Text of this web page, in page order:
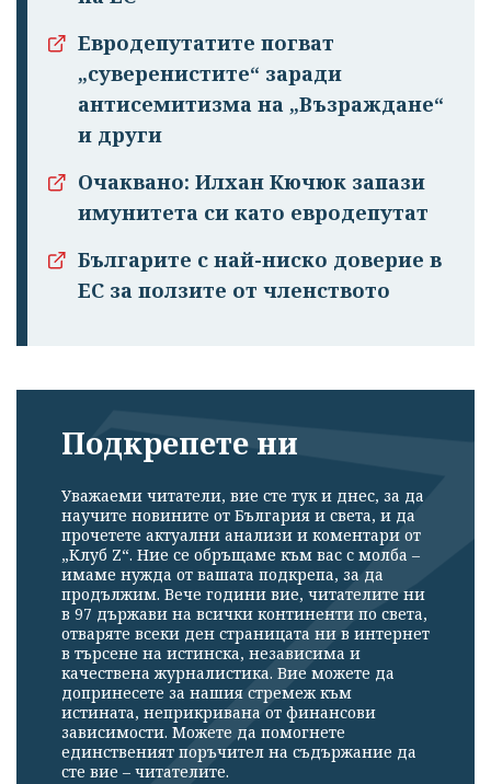
Евродепутатите погват
„суверенистите“ заради
антисемитизма на „Възраждане“
и други
Очаквано: Илхан Кючюк запази
имунитета си като евродепутат
Българите с най-ниско доверие в
ЕС за ползите от членството
Подкрепете ни
Уважаеми читатели, вие сте тук и днес, за да
научите новините от България и света, и да
прочетете актуални анализи и коментари от
„Клуб Z“. Ние се обръщаме към вас с молба –
имаме нужда от вашата подкрепа, за да
продължим. Вече години вие, читателите ни
в 97 държави на всички континенти по света,
отваряте всеки ден страницата ни в интернет
в търсене на истинска, независима и
качествена журналистика. Вие можете да
допринесете за нашия стремеж към
истината, неприкривана от финансови
зависимости. Можете да помогнете
единственият поръчител на съдържание да
сте вие – читателите.